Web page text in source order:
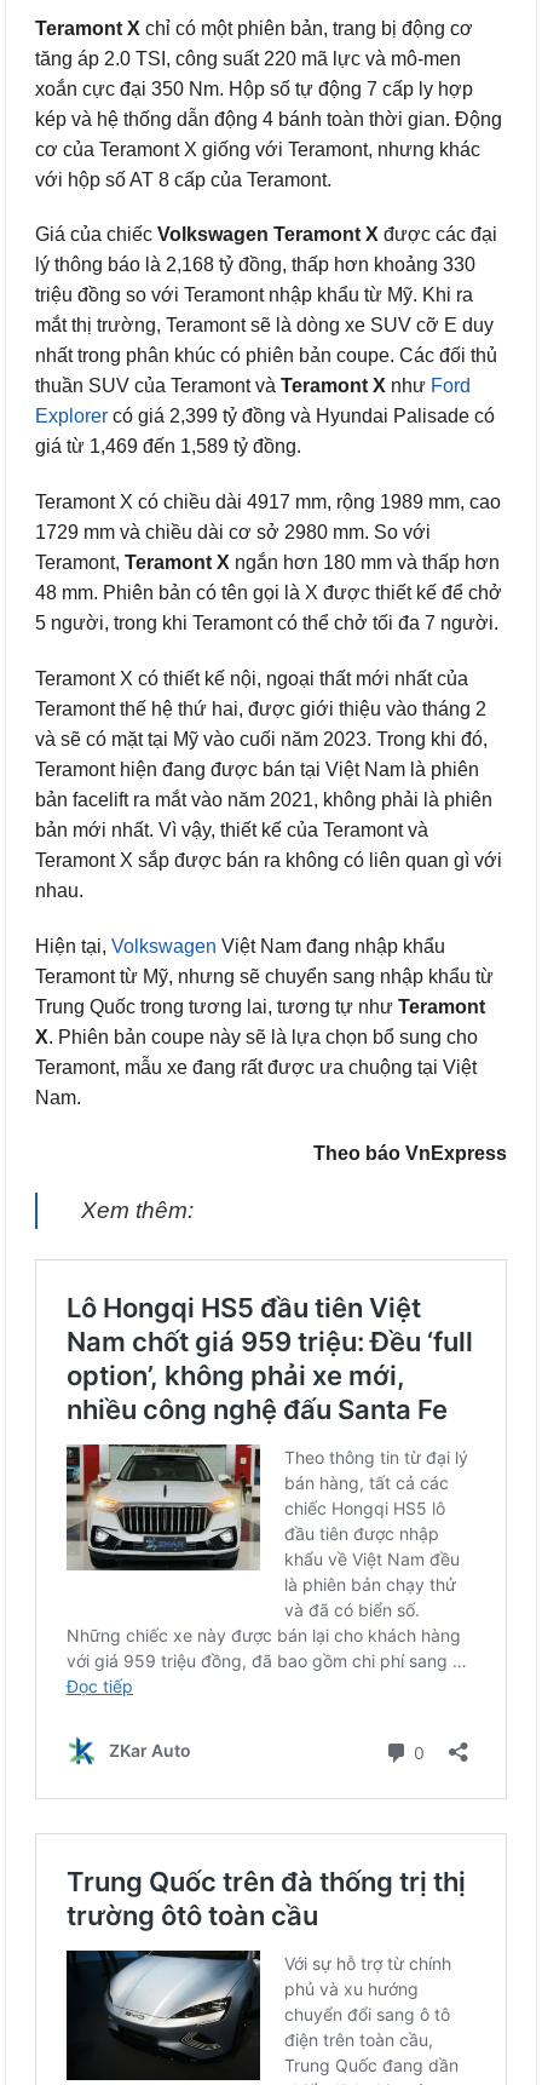
Teramont X chỉ có một phiên bản, trang bị động cơ
tăng áp 2.0 TSI, công suất 220 mã lực và mô-men
xoắn cực đại 350 Nm. Hộp số tự động 7 cấp ly hợp
kép và hệ thống dẫn động 4 bánh toàn thời gian. Động
cơ của Teramont X giống với Teramont, nhưng khác
với hộp số AT 8 cấp của Teramont.
Giá của chiếc Volkswagen Teramont X được các đại
lý thông báo là 2,168 tỷ đồng, thấp hơn khoảng 330
triệu đồng so với Teramont nhập khẩu từ Mỹ. Khi ra
mắt thị trường, Teramont sẽ là dòng xe SUV cỡ E duy
nhất trong phân khúc có phiên bản coupe. Các đối thủ
thuần SUV của Teramont và Teramont X như Ford
Explorer có giá 2,399 tỷ đồng và Hyundai Palisade có
giá từ 1,469 đến 1,589 tỷ đồng.
Teramont X có chiều dài 4917 mm, rộng 1989 mm, cao
1729 mm và chiều dài cơ sở 2980 mm. So với
Teramont, Teramont X ngắn hơn 180 mm và thấp hơn
48 mm. Phiên bản có tên gọi là X được thiết kế để chở
5 người, trong khi Teramont có thể chở tối đa 7 người.
Teramont X có thiết kế nội, ngoại thất mới nhất của
Teramont thế hệ thứ hai, được giới thiệu vào tháng 2
và sẽ có mặt tại Mỹ vào cuối năm 2023. Trong khi đó,
Teramont hiện đang được bán tại Việt Nam là phiên
bản facelift ra mắt vào năm 2021, không phải là phiên
bản mới nhất. Vì vậy, thiết kế của Teramont và
Teramont X sắp được bán ra không có liên quan gì với
nhau.
Hiện tại, Volkswagen Việt Nam đang nhập khẩu
Teramont từ Mỹ, nhưng sẽ chuyển sang nhập khẩu từ
Trung Quốc trong tương lai, tương tự như Teramont
X. Phiên bản coupe này sẽ là lựa chọn bổ sung cho
Teramont, mẫu xe đang rất được ưa chuộng tại Việt
Nam.
Theo báo VnExpress
Xem thêm: